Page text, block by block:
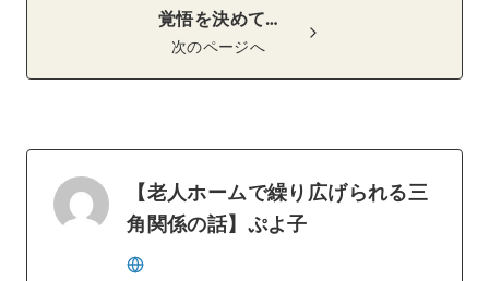
覚悟を決めて…
次のページへ
【老人ホームで繰り広げられる三
角関係の話】ぷよ子